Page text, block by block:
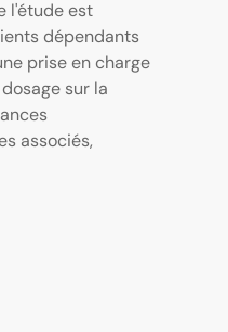
l'étude est
dépendants
prise en charge
sur la
associés,